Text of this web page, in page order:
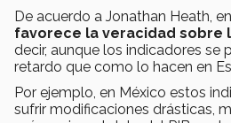
De acuerdo a Jonathan Heath,
favorece la veracidad sobre
decir, aunque los indicadores se
retardo que como lo hacen en
Por ejemplo, en México estos
sufrir modificaciones drásticas,